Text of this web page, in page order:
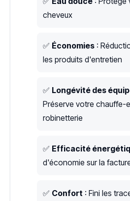
cheveux
✅ Économies :
les produits d'entretien
✅ Longévité des
Préserve votre chauffe-
robinetterie
✅ Efficacité
d'économie sur la
✅ Confort : Fini les